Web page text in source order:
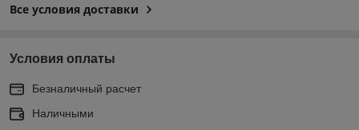
Все условия доставки
Условия оплаты
Безналичный расчет
Наличными